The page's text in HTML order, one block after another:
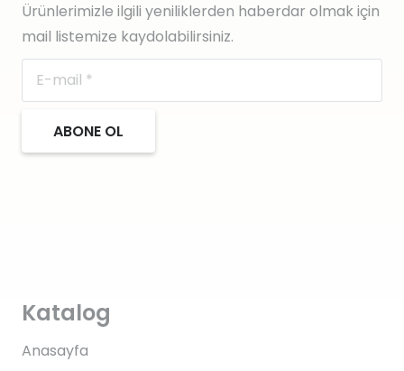
Ürünlerimizle ilgili yeniliklerden haberdar olmak için
mail listemize kaydolabilirsiniz.
ABONE OL
Katalog
Anasayfa